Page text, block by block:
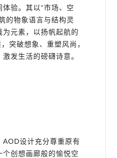
验。其以“市场、空
的物象语言与结构灵
元素，以扬帆起航的
突破想象、重塑风尚，
发生活的磅礴诗意。
设计充分尊重原有
创想画廊般的愉悦空